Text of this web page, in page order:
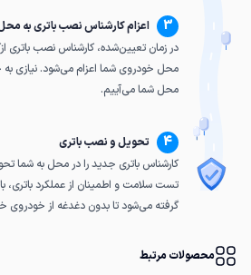
3
اعزام کارشناس نصب باتری به
در زمان تعیین‌شده، کارشناس نصب باتری
محل خودروی شما اعزام می‌شود. نیازی به
محل شما می‌آییم.
4
تحویل و نصب باتری
کارشناس باتری جدید را در محل به شما
تست سلامت و اطمینان از عملکرد باتری،
گرفته می‌شود تا بدون دغدغه از خودروی
محصولات مرتبط